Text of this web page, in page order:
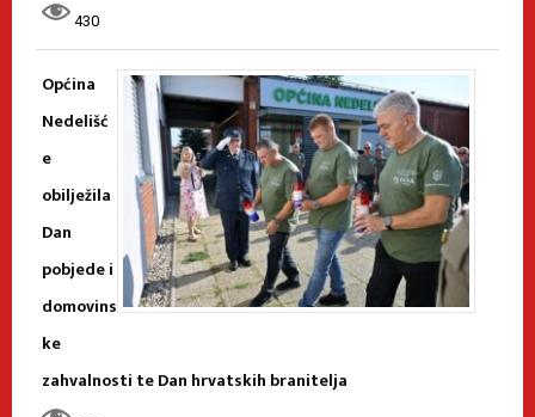
430
Općina
Nedelišć
e
obilježila
Dan
pobjede i
domovins
ke
zahvalnosti te Dan hrvatskih branitelja